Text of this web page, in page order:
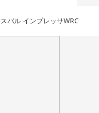
バル インプレッサWRC